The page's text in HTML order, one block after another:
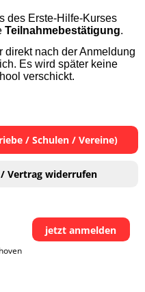
des Erste-Hilfe-Kurses
Teilnahmebestätigung.
direkt nach der Anmeldung
Es wird später keine
verschickt.
/ Schulen / Vereine)
Vertrag widerrufen
jetzt anmelden